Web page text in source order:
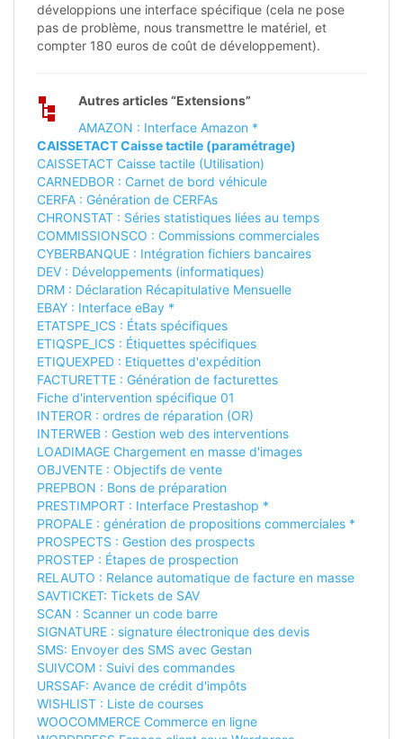
développions une interface spécifique (cela ne pose
pas de problème, nous transmettre le matériel, et
compter 180 euros de coût de développement).
Autres articles “Extensions”
AMAZON : Interface Amazon *
CAISSETACT Caisse tactile (paramétrage)
CAISSETACT Caisse tactile (Utilisation)
CARNEDBOR : Carnet de bord véhicule
CERFA : Génération de CERFAs
CHRONSTAT : Séries statistiques liées au temps
COMMISSIONSCO : Commissions commerciales
CYBERBANQUE : Intégration fichiers bancaires
DEV : Développements (informatiques)
DRM : Déclaration Récapitulative Mensuelle
EBAY : Interface eBay *
ETATSPE_ICS : États spécifiques
ETIQSPE_ICS : Étiquettes spécifiques
ETIQUEXPED : Etiquettes d'expédition
FACTURETTE : Génération de facturettes
Fiche d'intervention spécifique 01
INTEROR : ordres de réparation (OR)
INTERWEB : Gestion web des interventions
LOADIMAGE Chargement en masse d'images
OBJVENTE : Objectifs de vente
PREPBON : Bons de préparation
PRESTIMPORT : Interface Prestashop *
PROPALE : génération de propositions commerciales *
PROSPECTS : Gestion des prospects
PROSTEP : Étapes de prospection
RELAUTO : Relance automatique de facture en masse
SAVTICKET: Tickets de SAV
SCAN : Scanner un code barre
SIGNATURE : signature électronique des devis
SMS: Envoyer des SMS avec Gestan
SUIVCOM : Suivi des commandes
URSSAF: Avance de crédit d'impôts
WISHLIST : Liste de courses
WOOCOMMERCE Commerce en ligne